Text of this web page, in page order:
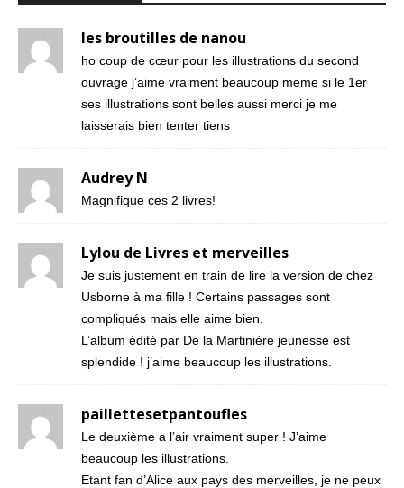
les broutilles de nanou
ho coup de cœur pour les illustrations du second
ouvrage j’aime vraiment beaucoup meme si le 1er
ses illustrations sont belles aussi merci je me
laisserais bien tenter tiens
Audrey N
Magnifique ces 2 livres!
Lylou de Livres et merveilles
Je suis justement en train de lire la version de chez
Usborne à ma fille ! Certains passages sont
compliqués mais elle aime bien.
L’album édité par De la Martinière jeunesse est
splendide ! j’aime beaucoup les illustrations.
paillettesetpantoufles
Le deuxième a l’air vraiment super ! J’aime
beaucoup les illustrations.
Etant fan d’Alice aux pays des merveilles, je ne peux